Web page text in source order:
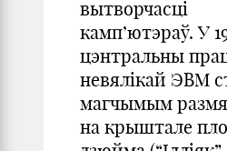
вытворчасці
камп’ютэраў. У
цэнтральны
невялікай ЭВМ
магчымым
на крыштале